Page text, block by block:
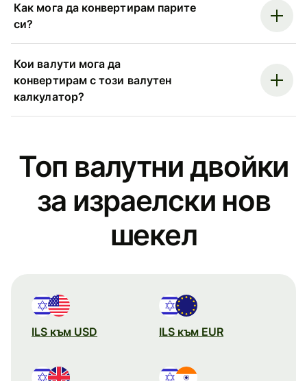
Как мога да конвертирам парите
си?
Кои валути мога да
конвертирам с този валутен
калкулатор?
Топ валутни двойки
за израелски нов
шекел
ILS към USD ILS към EUR